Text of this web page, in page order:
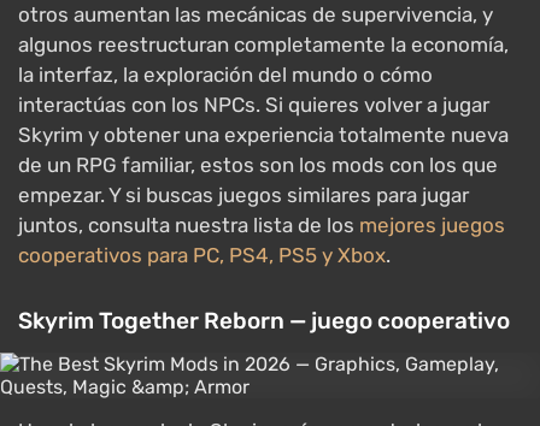
otros aumentan las mecánicas de supervivencia, y
algunos reestructuran completamente la economía,
la interfaz, la exploración del mundo o cómo
interactúas con los NPCs. Si quieres volver a jugar
Skyrim y obtener una experiencia totalmente nueva
de un RPG familiar, estos son los mods con los que
empezar. Y si buscas juegos similares para jugar
juntos, consulta nuestra lista de los mejores juegos
cooperativos para PC, PS4, PS5 y Xbox.
Skyrim Together Reborn — juego cooperativo